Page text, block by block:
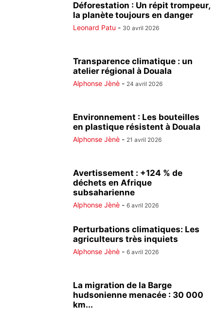
Déforestation : Un répit trompeur,
la planète toujours en danger
Leonard Patu - 30 avril 2026
Transparence climatique : un
atelier régional à Douala
Alphonse Jènè - 24 avril 2026
Environnement : Les bouteilles
en plastique résistent à Douala
Alphonse Jènè - 21 avril 2026
Avertissement : +124 % de
déchets en Afrique
subsaharienne
Alphonse Jènè - 6 avril 2026
Perturbations climatiques: Les
agriculteurs très inquiets
Alphonse Jènè - 6 avril 2026
La migration de la Barge
hudsonienne menacée : 30 000
km...